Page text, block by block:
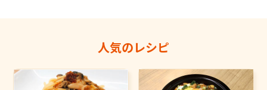
人気のレシピ